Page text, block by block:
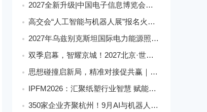
2027全新升级|中国电子信息博览会（深圳电子展）核心优势
高交会“人工智能与机器人展”报名火爆,机器人馆展位日趋稀缺
2027年乌兹别克斯坦国际电力能源照明展
双季启幕，智耀京城！2027北京·世亚智博会
思想碰撞启新局，精准对接促共赢｜美狮・华克2026中国餐饮包装创新发展大会圆满收官
IPFM2026：汇聚纸塑行业智慧 赋能高质健康发展
350家企业齐聚杭州！9月AI与机器人盛宴解锁科技新生态